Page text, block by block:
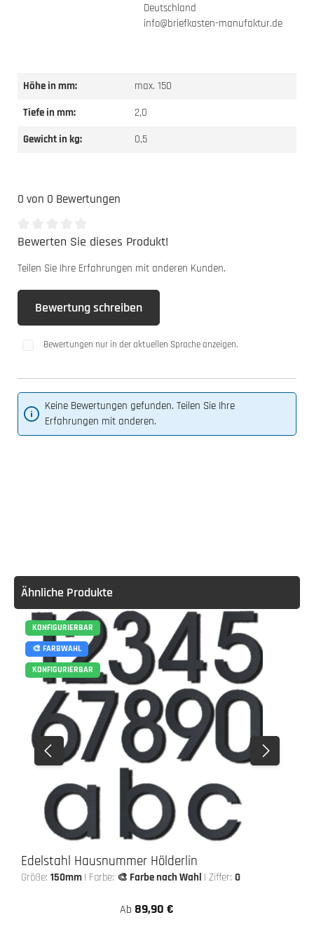
Deutschland
info@briefkasten-manufaktur.de
Höhe in mm:
max. 150
Tiefe in mm:
2,0
Gewicht in kg:
0,5
0 von 0 Bewertungen
Durchschnittliche Bewertung von 0 von 5 Sternen
Bewerten Sie dieses Produkt!
Teilen Sie Ihre Erfahrungen mit anderen Kunden.
Bewertung schreiben
Bewertungen nur in der aktuellen Sprache anzeigen.
Keine Bewertungen gefunden. Teilen Sie Ihre
Erfahrungen mit anderen.
Ähnliche Produkte
KONFIGURIERBAR
🎨 FARBWAHL
KONFIGURIERBAR
Edelstahl Hausnummer Hölderlin
Größe:150mm | Farbe: 🎨 Farbe nach Wahl | Ziffer:0
Ab 89,90 €